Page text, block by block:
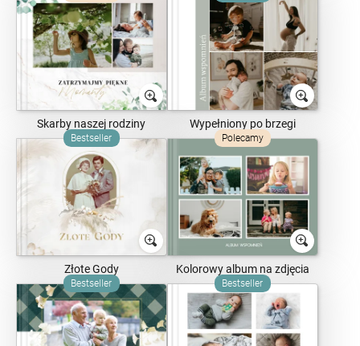
Skarby naszej rodziny Wypełniony po brzegi
Bestseller
Złote Gody
Polecamy
Kolorowy album na zdjęcia
Bestseller Bestseller